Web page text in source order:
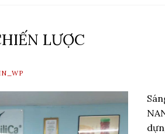
LƯỢC